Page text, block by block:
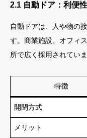
2.1 自動ドア：利便
自動ドアは、人や物の
す。商業施設、オフィ
所で広く採用されていま
特徴
開閉方式
メリット